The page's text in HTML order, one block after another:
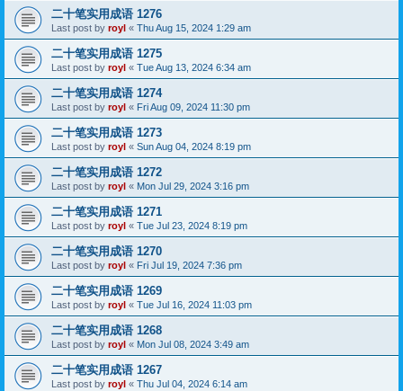
二十笔实用成语 1276
Last post by royl « Thu Aug 15, 2024 1:29 am
二十笔实用成语 1275
Last post by royl « Tue Aug 13, 2024 6:34 am
二十笔实用成语 1274
Last post by royl « Fri Aug 09, 2024 11:30 pm
二十笔实用成语 1273
Last post by royl « Sun Aug 04, 2024 8:19 pm
二十笔实用成语 1272
Last post by royl « Mon Jul 29, 2024 3:16 pm
二十笔实用成语 1271
Last post by royl « Tue Jul 23, 2024 8:19 pm
二十笔实用成语 1270
Last post by royl « Fri Jul 19, 2024 7:36 pm
二十笔实用成语 1269
Last post by royl « Tue Jul 16, 2024 11:03 pm
二十笔实用成语 1268
Last post by royl « Mon Jul 08, 2024 3:49 am
二十笔实用成语 1267
Last post by royl « Thu Jul 04, 2024 6:14 am